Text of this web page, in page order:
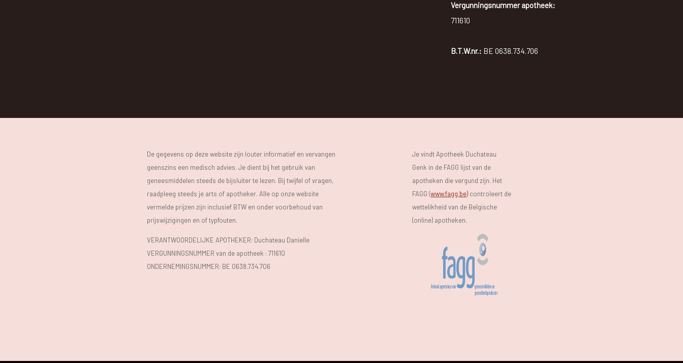
Vergunningsnummer apotheek:
711610
B.T.W.nr.: BE 0638.734.706
De gegevens op deze website zijn louter informatief en vervangen
geenszins een medisch advies. Je dient bij het gebruik van
geneesmiddelen steeds de bijsluiter te lezen. Bij twijfel of vragen,
raadpleeg steeds je arts of apotheker. Alle op onze website
vermelde prijzen zijn inclusief BTW en onder voorbehoud van
prijswijzigingen en of typfouten.
VERANTWOORDELIJKE APOTHEKER: Duchateau Danielle
VERGUNNINGSNUMMER van de apotheek : 711610
ONDERNEMINGSNUMMER: BE 0638.734.706
Je vindt Apotheek Duchateau
Genk in de FAGG lijst van de
apotheken die vergund zijn. Het
FAGG (www.fagg.be) controleert de
wettelikheid van de Belgische
(online) apotheken.